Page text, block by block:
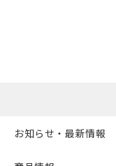
お知らせ・最新情報